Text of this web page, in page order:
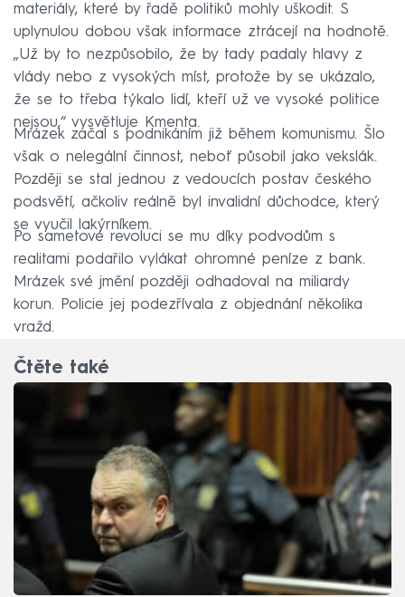
materiály, které by řadě politiků mohly uškodit. S
uplynulou dobou však informace ztrácejí na hodnotě.
„Už by to nezpůsobilo, že by tady padaly hlavy z
vlády nebo z vysokých míst, protože by se ukázalo,
že se to třeba týkalo lidí, kteří už ve vysoké politice
nejsou,“ vysvětluje Kmenta.
Mrázek začal s podnikáním již během komunismu. Šlo
však o nelegální činnost, neboť působil jako vekslák.
Později se stal jednou z vedoucích postav českého
podsvětí, ačkoliv reálně byl invalidní důchodce, který
se vyučil lakýrníkem.
Po sametové revoluci se mu díky podvodům s
realitami podařilo vylákat ohromné peníze z bank.
Mrázek své jmění později odhadoval na miliardy
korun. Policie jej podezřívala z objednání několika
vražd.
Čtěte také